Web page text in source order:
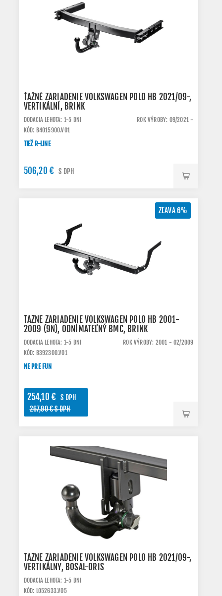
ŤAŽNÉ ZARIADENIE VOLKSWAGEN POLO HB 2021/09-,
VERTIKÁLNÍ, BRINK
DODACIA LEHOTA: 1-5 DNI
ROK VÝROBY: 09/2021 -
KÓD: B4015900.VO1
TIEŽ R-LINE
506,20 € S DPH
ZĽAVA 6%
ŤAŽNÉ ZARIADENIE VOLKSWAGEN POLO HB 2001-
2009 (9N), ODNÍMATEĽNÝ BMC, BRINK
DODACIA LEHOTA: 1-5 DNI
ROK VÝROBY: 2001 - 02/2009
KÓD: B392300.VO1
NE PRE FUN
254,10 €
S DPH
267,90 € S DPH
ŤAŽNÉ ZARIADENIE VOLKSWAGEN POLO HB 2021/09-,
VERTIKÁLNY, BOSAL-ORIS
DODACIA LEHOTA: 1-5 DNI
KÓD: L052633.VO5